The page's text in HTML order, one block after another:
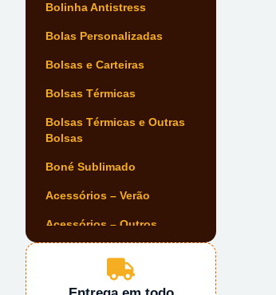
Bolinha Antistress
Bolas Personalizadas
Bolsas e Carteiras
Bolsas Térmicas
Bolsas Térmicas e Outras
Bolsas
Boné Sublimado
Acessórios – Verão
Acessórios – Outros
Acessórios de Escrita